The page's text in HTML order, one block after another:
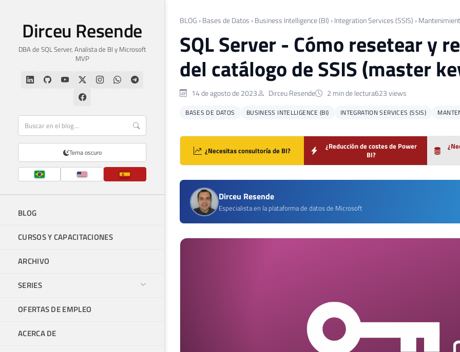
Dirceu Resende
DBA de SQL Server, Analista de BI y Microsoft
MVP
Tema oscuro
BLOG
CURSOS Y CAPACITACIONES
ARCHIVO
SERIES
OFERTAS DE EMPLEO
ACERCA DE
BLOG › Bases de Datos › Business Intelligence (BI) › Integration Services (SSIS) ›
SQL Server - Cómo resetear y
del catálogo de SSIS (master
14 de agosto de 2023 Dirceu Resende 2 min de lectura623 views
BASES DE DATOS BUSINESS INTELLIGENCE (BI) INTEGRATION SERVICES (SSIS)
¿Necesitas consultoría de BI?
¿Reducción de costes de Power
BI?
Dirceu Resende
Especialista en la plataforma de datos de Microsoft